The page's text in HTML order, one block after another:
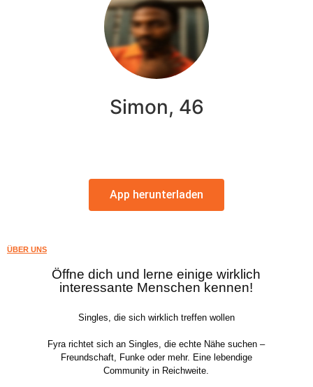
Simon, 46
App herunterladen
ÜBER UNS
Öffne dich und lerne einige wirklich
interessante Menschen kennen!
Singles, die sich wirklich treffen wollen
Fyra richtet sich an Singles, die echte Nähe suchen –
Freundschaft, Funke oder mehr. Eine lebendige
Community in Reichweite.